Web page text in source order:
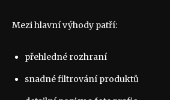
Mezi hlavní výhody patří:
přehledné rozhraní
snadné filtrování produktů